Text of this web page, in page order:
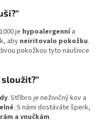
je hypoalergennía
aby neiritovalo pokožku.
pokožkou tyto náušnice
sloužit?"
. Stříbro je neživičný kov a
. S námi dostáváte šperk,
a vnučkám.